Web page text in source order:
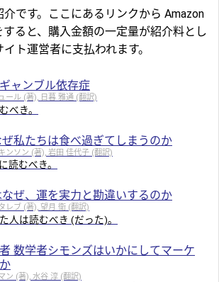
です。ここにあるリンクから Amazon
すると、購入金額の一定量が紹介料とし
ト運営者に支払われます。
ャンブル依存症
ール (著), 日暮 雅通 (翻訳)
べき。
私たちは食べ過ぎてしまうのか
ンソン (著), 岩田 佳代子 (翻訳)
読むべき。
ぜ、運を実力と勘違いするのか
レブ (著), 望月 衛 (翻訳)
人は読むべき (だった)。
数学者シモンズはいかにしてマーケ
ン (著), 水谷 淳 (翻訳)